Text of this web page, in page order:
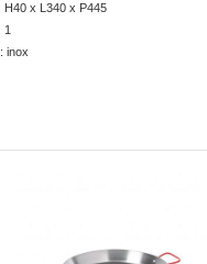
H40 x L340 x P445
inox